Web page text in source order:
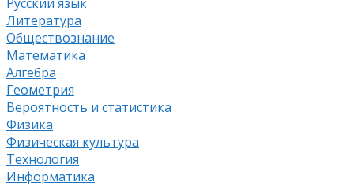
Литература
Обществознание
Математика
Алгебра
Геометрия
Вероятность и статистика
Физика
Физическая культура
Технология
Информатика